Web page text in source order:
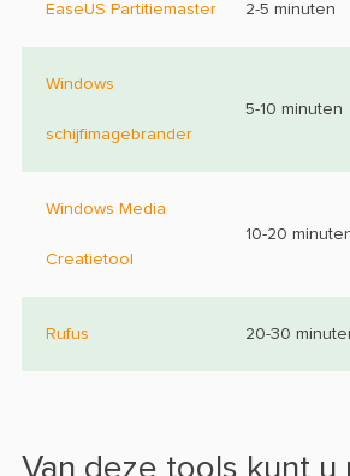
EaseUS Partitiemaster 2-5 minuten
Windows
schijfimagebrander
5-10 minuten
Windows Media
Creatietool
10-20
Rufus 20-30
Van deze tools kunt u